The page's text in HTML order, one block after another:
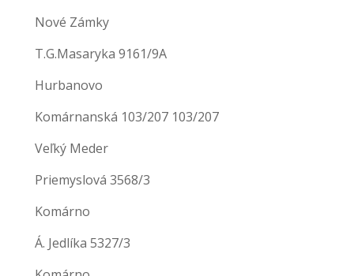
Nové Zámky
T.G.Masaryka 9161/9A
Hurbanovo
Komárnanská 103/207 103/207
Veľký Meder
Priemyslová 3568/3
Komárno
Á. Jedlíka 5327/3